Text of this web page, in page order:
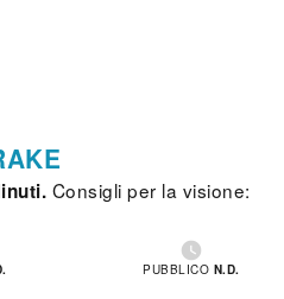
Consigli per la visione:

PUBBLICO N.D.